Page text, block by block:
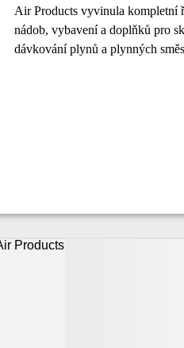
Air Products vyvinula kompletní
nádob, vybavení a doplňků pro
dávkování plynů a plynných